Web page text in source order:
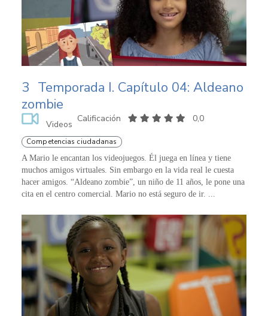
3 Temporada I. Capítulo 04: Aldeano
zombie
Videos
Calificación 0,0
Competencias ciudadanas
A Mario le encantan los videojuegos. Él juega en línea y tiene
muchos amigos virtuales. Sin embargo en la vida real le cuesta
hacer amigos. “Aldeano zombie”, un niño de 11 años, le pone una
cita en el centro comercial. Mario no está seguro de ir. ...